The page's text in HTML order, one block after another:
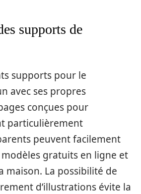
supports de
supports pour le
avec ses propres
conçues pour
particulièrement
peuvent facilement
gratuits en ligne et
maison. La possibilité de
d’illustrations évite la